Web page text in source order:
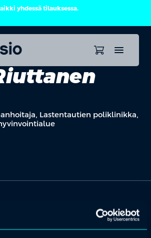
yhdessä tilauksessa.
Lastentautien poliklinikka,
Espoo